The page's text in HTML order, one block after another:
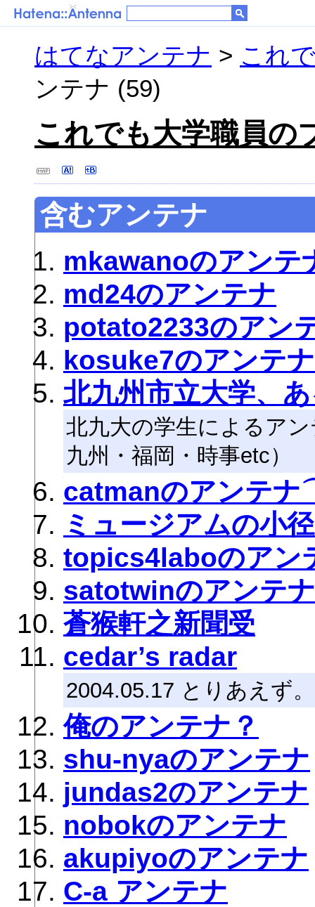
はてなアンテナ > これ
ンテナ (59)
これでも大学職員の
含むアンテナ
mkawanoのアンテ
md24のアンテナ
potato2233のアン
kosuke7のアンテナ
北九州市立大学、
北九大の学生によるア
九州・福岡・時事etc）
catmanのアンテ
ミュージアムの小
topics4laboのアン
satotwinのアンテナ
蒼猴軒之新聞受
cedar’s radar
2004.05.17 とりあえず。
俺のアンテナ？
shu-nyaのアンテナ
jundas2のアンテナ
nobokのアンテナ
akupiyoのアンテナ
C-a アンテナ